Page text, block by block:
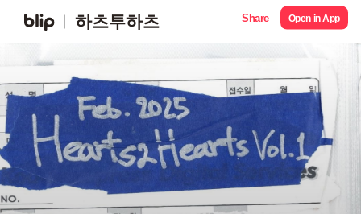
하츠투하츠 Share Open in App